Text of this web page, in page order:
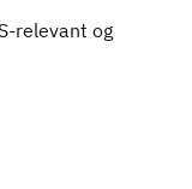
relevant og